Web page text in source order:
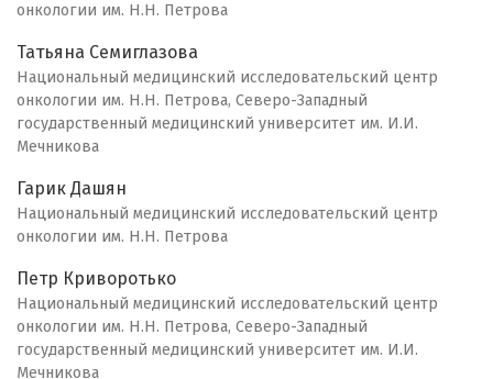
онкологии им. Н.Н. Петрова
Татьяна Семиглазова
Национальный медицинский исследовательский центр
онкологии им. Н.Н. Петрова, Северо-Западный
государственный медицинский университет им. И.И.
Мечникова
Гарик Дашян
Национальный медицинский исследовательский центр
онкологии им. Н.Н. Петрова
Петр Криворотько
Национальный медицинский исследовательский центр
онкологии им. Н.Н. Петрова, Северо-Западный
государственный медицинский университет им. И.И.
Мечникова